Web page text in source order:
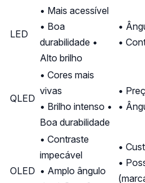
LED
• Mais acessível
• Boa
durabilidade •
Alto brilho
•
•
QLED
• Cores mais
vivas
• Brilho intenso •
Boa durabilidade
•
•
OLED
• Contraste
impecável
• Amplo ângulo
•
•